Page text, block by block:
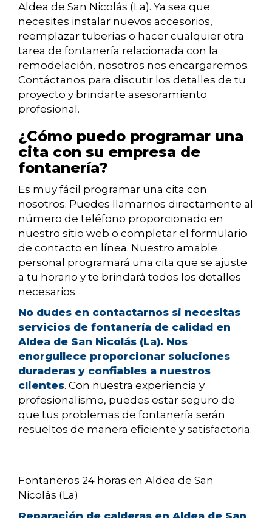
Aldea de San Nicolás (La). Ya sea que
necesites instalar nuevos accesorios,
reemplazar tuberías o hacer cualquier otra
tarea de fontanería relacionada con la
remodelación, nosotros nos encargaremos.
Contáctanos para discutir los detalles de tu
proyecto y brindarte asesoramiento
profesional.
¿Cómo puedo programar una
cita con su empresa de
fontanería?
Es muy fácil programar una cita con
nosotros. Puedes llamarnos directamente al
número de teléfono proporcionado en
nuestro sitio web o completar el formulario
de contacto en línea. Nuestro amable
personal programará una cita que se ajuste
a tu horario y te brindará todos los detalles
necesarios.
No dudes en contactarnos si necesitas
servicios de fontanería de calidad en
Aldea de San Nicolás (La). Nos
enorgullece proporcionar soluciones
duraderas y confiables a nuestros
clientes. Con nuestra experiencia y
profesionalismo, puedes estar seguro de
que tus problemas de fontanería serán
resueltos de manera eficiente y satisfactoria.
Fontaneros 24 horas en Aldea de San
Nicolás (La)